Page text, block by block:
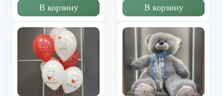
В корзину В корзину